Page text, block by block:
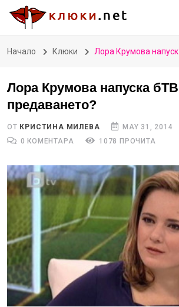
Начало Клюки Лора Крумова напуска
Лора Крумова напуска
предаването?
ОТ КРИСТИНА МИЛЕВА
MAY 31, 2014
0 КОМЕНТАРА
1078 ПРОЧИТА